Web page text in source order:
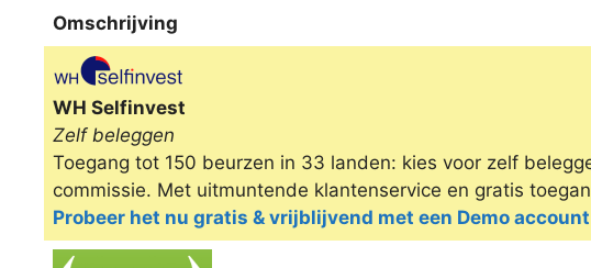
Omschrijving
Omschrijving
WH Selfinvest
Zelf beleggen
Toegang tot 150 beurzen in 33 landen: kies voor zelf
commissie. Met uitmuntende klantenservice en gratis
Probeer het nu gratis & vrijblijvend met een Demo